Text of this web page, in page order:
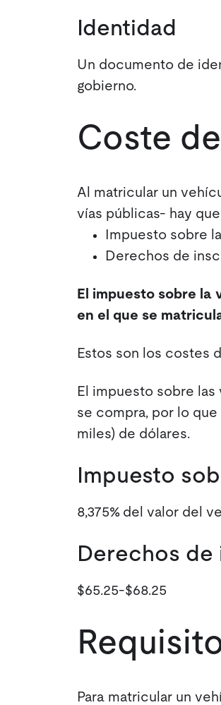
Identidad
Un documento de
gobierno.
Coste
Al matricular un
vías públicas- hay
Impuesto sobre
Derechos de
El impuesto sobre la
en el que se
Estos son los costes
El impuesto sobre
se compra, por lo
miles) de dólares.
Impuesto
8,375% del valor del
Derechos
$65.25-$68.25
Para matricular un